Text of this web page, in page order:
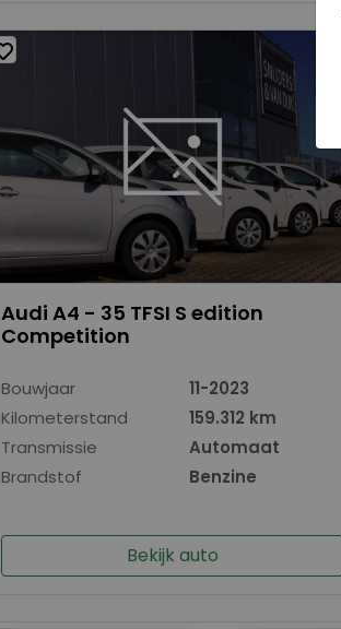
Audi A4 - 35 TFSI S edition
Competition
Bouwjaar
11-2023
Kilometerstand
159.312 km
Transmissie
Automaat
Brandstof
Benzine
Bekijk auto